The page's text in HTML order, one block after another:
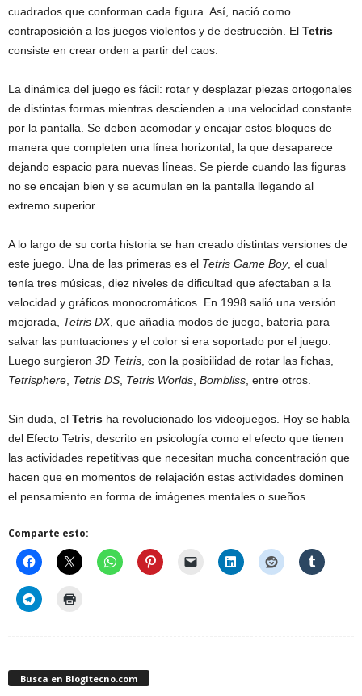
cuadrados que conforman cada figura. Así, nació como
contraposición a los juegos violentos y de destrucción. El Tetris
consiste en crear orden a partir del caos.
La dinámica del juego es fácil: rotar y desplazar piezas ortogonales
de distintas formas mientras descienden a una velocidad constante
por la pantalla. Se deben acomodar y encajar estos bloques de
manera que completen una línea horizontal, la que desaparece
dejando espacio para nuevas líneas. Se pierde cuando las figuras
no se encajan bien y se acumulan en la pantalla llegando al
extremo superior.
A lo largo de su corta historia se han creado distintas versiones de
este juego. Una de las primeras es el Tetris Game Boy, el cual
tenía tres músicas, diez niveles de dificultad que afectaban a la
velocidad y gráficos monocromáticos. En 1998 salió una versión
mejorada, Tetris DX, que añadía modos de juego, batería para
salvar las puntuaciones y el color si era soportado por el juego.
Luego surgieron 3D Tetris , con la posibilidad de rotar las fichas,
Tetrisphere Tetris DS Tetris Worlds Bombliss , entre otros.
Sin duda, el Tetris ha revolucionado los videojuegos. Hoy se habla
del Efecto Tetris, descrito en psicología como el efecto que tienen
las actividades repetitivas que necesitan mucha concentración que
hacen que en momentos de relajación estas actividades dominen
el pensamiento en forma de imágenes mentales o sueños.
Comparte esto:
Busca en Blogitecno.com